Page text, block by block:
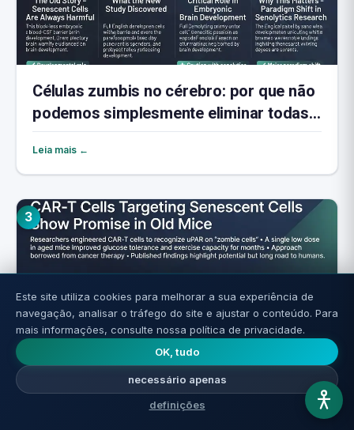
Células zumbis no cérebro: por que não
podemos simplesmente eliminar todas
elas
Leia mais ←
3
Células CAR-T contra o envelhecimento:
treinar o sistema imunológico para
Este site utiliza cookies para melhorar a sua experiência de
navegação, analisar o tráfego do site e ajustar o conteúdo. Para
mais informações, consulte nossa política de privacidade.
OK, tudo
necessário apenas
definições